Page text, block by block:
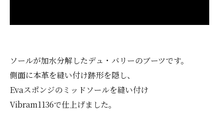
ソールが加水分解したデュ・バリーのブーツです。
側面に本革を縫い付け跡形を隠し、
Evaスポンジのミッドソールを縫い付け
Vibram1136で仕上げました。